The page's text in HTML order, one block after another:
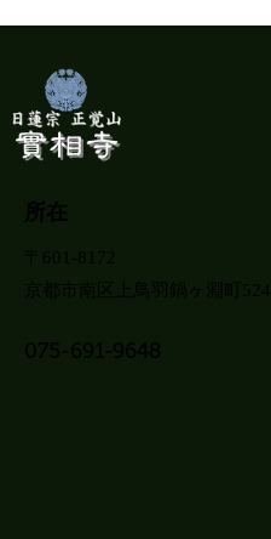
所在
〒601-8172
京都市南区上鳥羽鍋ヶ淵町524
075-691-9648